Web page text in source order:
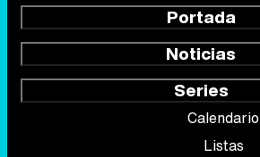
Portada
Noticias
Series
Calendario
Listas